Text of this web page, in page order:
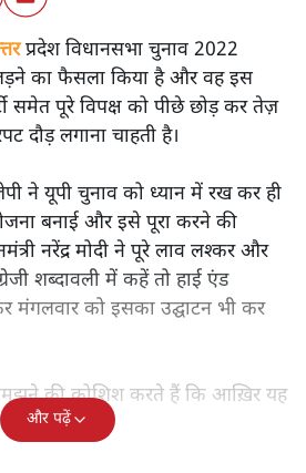
प्रदेश विधानसभा चुनाव 2022
का फैसला किया है और वह इस
समेत पूरे विपक्ष को पीछे छोड़ कर तेज़
दौड़ लगाना चाहती है।
ने यूपी चुनाव को ध्यान में रख कर ही
बनाई और इसे पूरा करने की
नरेंद्र मोदी ने पूरे लाव लश्कर और
शब्दावली में कहें तो हाई एंड
मंगलवार को इसका उद्घाटन भी कर
की कोशिश करते हैं कि आख़िर यह
है।
और पढ़ें